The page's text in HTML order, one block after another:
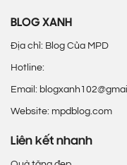
BLOG XANH
Địa chỉ: Blog Của MPD
Hotline:
Email:
Website: mpdblog.com
Liên kết nhanh